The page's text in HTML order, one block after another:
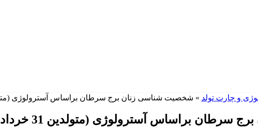
و چارت تولد » شخصیت شناسی زنان برج سرطان براساس آسترولوژی (متولدین 31 خرداد تا
براساس آسترولوژی (متولدین 31 خرداد تا 30 تیر)